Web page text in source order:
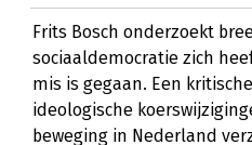
Frits Bosch onderzoekt
sociaaldemocratie zich
mis is gegaan. Een
ideologische
beweging in Nederland